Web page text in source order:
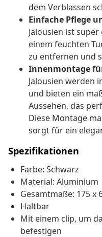
dem Verblassen
Einfache Pflege
Jalousien ist
einem feuchten
zu entfernen und
Innenmontage
Jalousien werden
und bieten ein
Aussehen, das
Diese Montage
sorgt für ein
Spezifikationen
Farbe: Schwarz
Material: Aluminium
Gesamtmaße: 175 x
Haltbar
Mit einem clip, um
befestigen